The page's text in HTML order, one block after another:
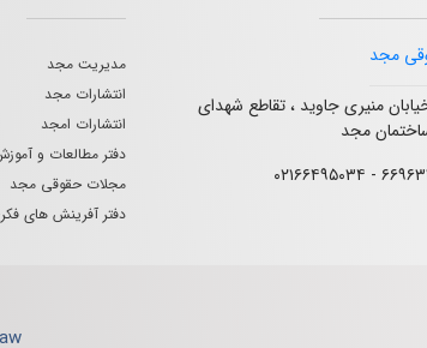
مجد
منیری جاوید ، تقاطع شهدای
مدیریت مجد
انتشارات مجد
انتشارات امجد
دفتر مطالعات و
مجلات حقوقی مجد
دفتر آفرینش های